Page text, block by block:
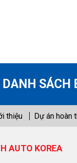
SÁCH
thiệu Dự án hoàn
AUTO KOREA